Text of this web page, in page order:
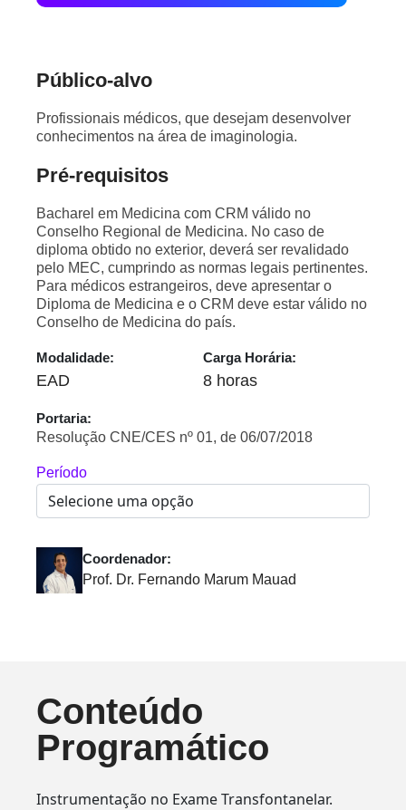
Público-alvo
Profissionais médicos, que desejam desenvolver
conhecimentos na área de imaginologia.
Pré-requisitos
Bacharel em Medicina com CRM válido no
Conselho Regional de Medicina. No caso de
diploma obtido no exterior, deverá ser revalidado
pelo MEC, cumprindo as normas legais pertinentes.
Para médicos estrangeiros, deve apresentar o
Diploma de Medicina e o CRM deve estar válido no
Conselho de Medicina do país.
Modalidade:
EAD
Carga Horária:
8 horas
Portaria:
Resolução CNE/CES nº 01, de 06/07/2018
Período
Coordenador:
Prof. Dr. Fernando Marum Mauad
Conteúdo
Programático
Instrumentação no Exame Transfontanelar.